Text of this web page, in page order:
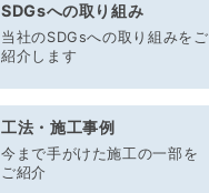
SDGsへの取り組み
当社のSDGsへの取り組みをご
紹介します
工法・施工事例
今まで手がけた施工の一部を
ご紹介